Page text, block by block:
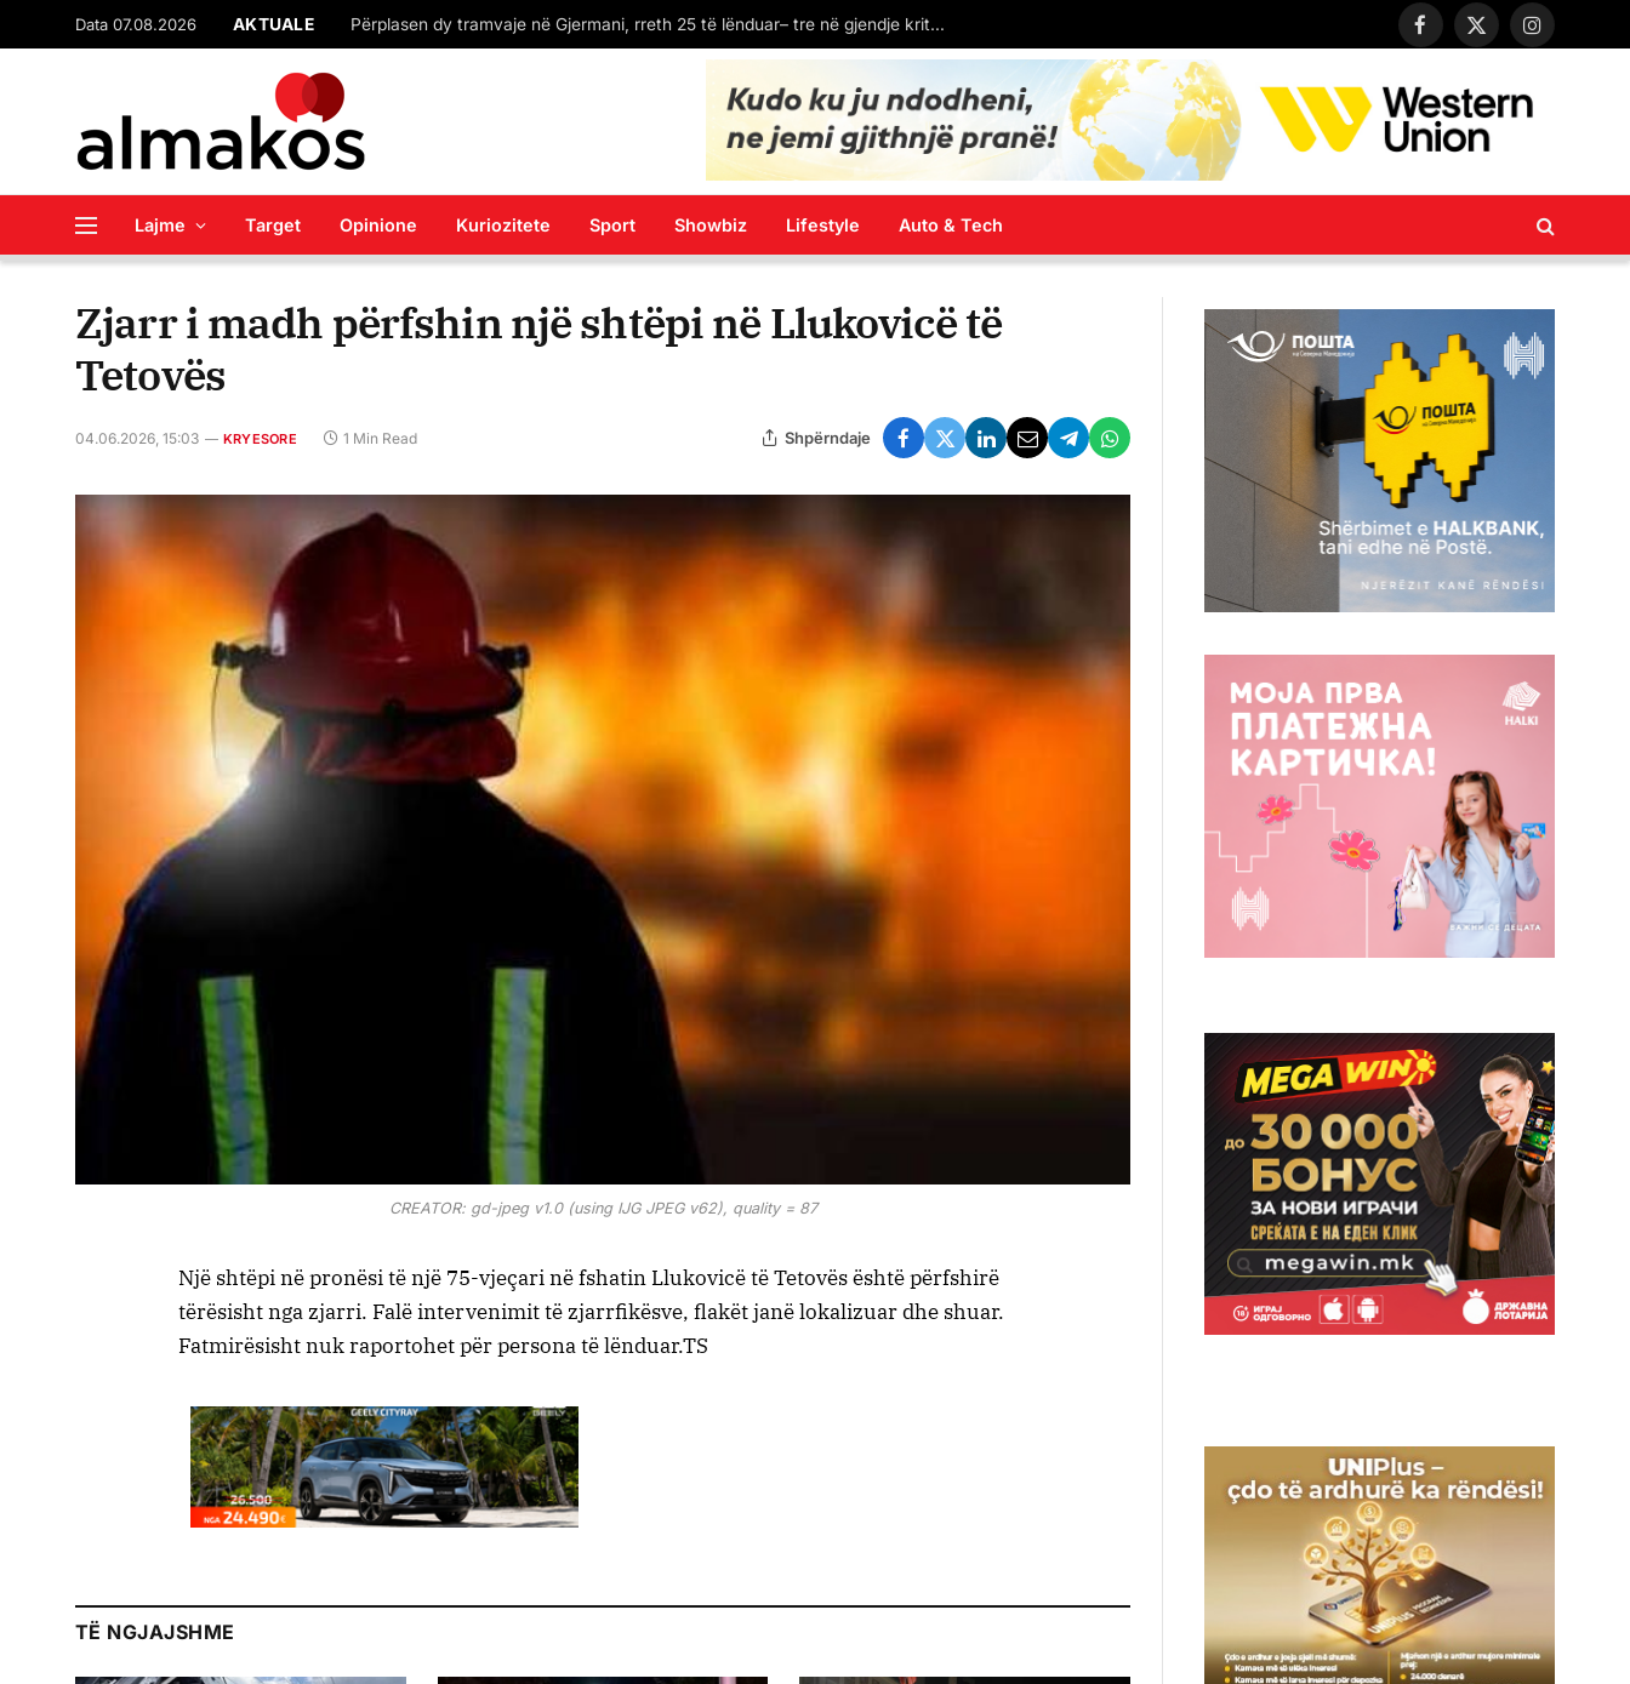
Data 07.08.2026 AKTUALE LAJM I FUNDIT: Spanja ekstradon në Kosovë Dukagjin Nikollajn, protagonistin e përleshjes në “Bon Vivant”
Facebook
X
Instagram
Lajme Target Opinione Kuriozitete Sport Showbiz Lifestyle Auto & Tech
Zjarr i madh përfshin një shtëpi në Llukovicë të
Tetovës
04.06.2026, 15:03 KRYESORE 1 Min Read Shpërndaje
CREATOR: gd-jpeg v1.0 (using IJG JPEG v62), quality = 87
Një shtëpi në pronësi të një 75-vjeçari në fshatin Llukovicë të Tetovës është përfshirë
tërësisht nga zjarri. Falë intervenimit të zjarrfikësve, flakët janë lokalizuar dhe shuar.
Fatmirësisht nuk raportohet për persona të lënduar.TS
TË NGJAJSHME